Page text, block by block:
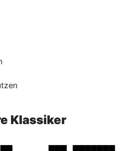
Klassiker